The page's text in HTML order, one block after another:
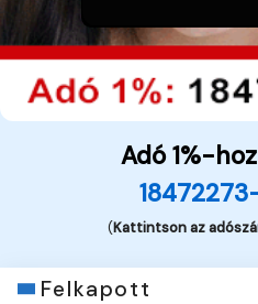
Adó 1%-
(Kattintson az
Felkapott